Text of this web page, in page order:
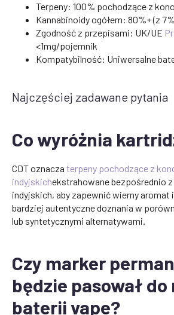
Terpeny: 100% pochodzące z
Kannabinoidy ogółem: 80%+ (z
Zgodność z przepisami: UK/UE
<1mg/pojemnik
Kompatybilność: Uniwersalne
Najczęściej zadawane pytania
Co wyróżnia
CDT oznacza terpeny pochodzące z
indyjskichekstrahowane bezpośrednio
indyjskich, aby zapewnić wierny aromat
bardziej autentyczne doznania w
lub syntetycznymi alternatywami.
Czy marker
będzie pasował do
baterii vape?